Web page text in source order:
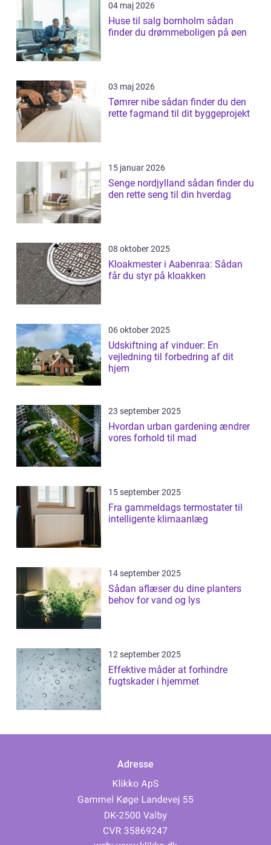
04 maj 2026
Huse til salg bornholm sådan
finder du drømmeboligen på øen
03 maj 2026
Tømrer nibe sådan finder du den
rette fagmand til dit byggeprojekt
15 januar 2026
Senge nordjylland sådan finder du
den rette seng til din hverdag
08 oktober 2025
Kloakmester i Aabenraa: Sådan
får du styr på kloakken
06 oktober 2025
Udskiftning af vinduer: En
vejledning til forbedring af dit
hjem
23 september 2025
Hvordan urban gardening ændrer
vores forhold til mad
15 september 2025
Fra gammeldags termostater til
intelligente klimaanlæg
14 september 2025
Sådan aflæser du dine planters
behov for vand og lys
12 september 2025
Effektive måder at forhindre
fugtskader i hjemmet
Adresse